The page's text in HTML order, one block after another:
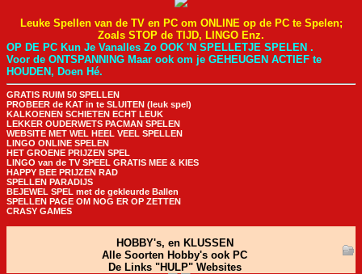
Leuke Spellen van de TV en PC om ONLINE op de PC te Spelen;
Zoals STOP de TIJD, LINGO Enz.
OP DE PC Kun Je Vanalles Zo OOK 'N SPELLETJE SPELEN .
Voor de ONTSPANNING Maar ook om je GEHEUGEN ACTIEF te
HOUDEN, Doen Hé.
GRATIS RUIM 50 SPELLEN
PROBEER de KAT in te SLUITEN (leuk spel)
KALKOENEN SCHIETEN ECHT LEUK
LEKKER OUDERWETS PACMAN SPELEN
WEBSITE MET WEL HEEL VEEL SPELLEN
LINGO ONLINE SPELEN
HET GROENE PRIJZEN SPEL
LINGO van de TV SPEEL GRATIS MEE & KIES
HAPPY BEE PRIJZEN RAD
SPELLEN PARADIJS
BEJEWEL SPEL met de gekleurde Ballen
SPELLEN PAGE OM NOG ER OP ZETTEN
CRASY GAMES
HOBBY's, en KLUSSEN
Alle Soorten Hobby's ook PC
De Links "HULP" Websites